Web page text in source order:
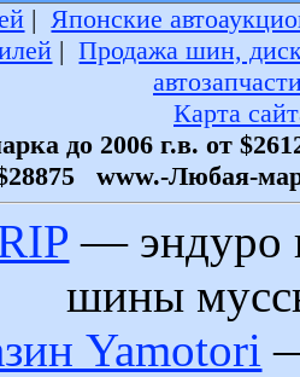
|Японские
|Продажа шин,
Карта
до 2006 г.в. от
www.-Любая-
— эндуро
шины
Yamotori